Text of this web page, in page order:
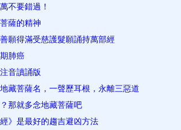
不要錯過！
薩的精神
願得滿受慈護髮願誦持萬部經
肺癌
音讀誦版
藏菩薩名，一聲歷耳根，永離三惡道
那就多念地藏菩薩吧
》是最好的趨吉避凶方法